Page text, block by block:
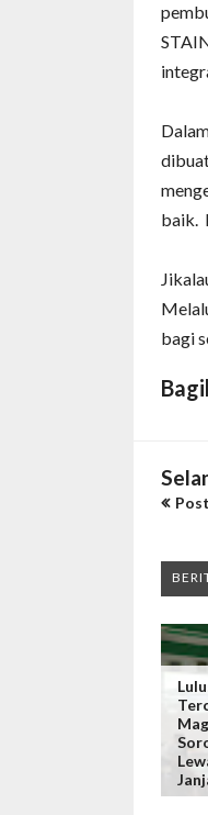
baik.
bagi